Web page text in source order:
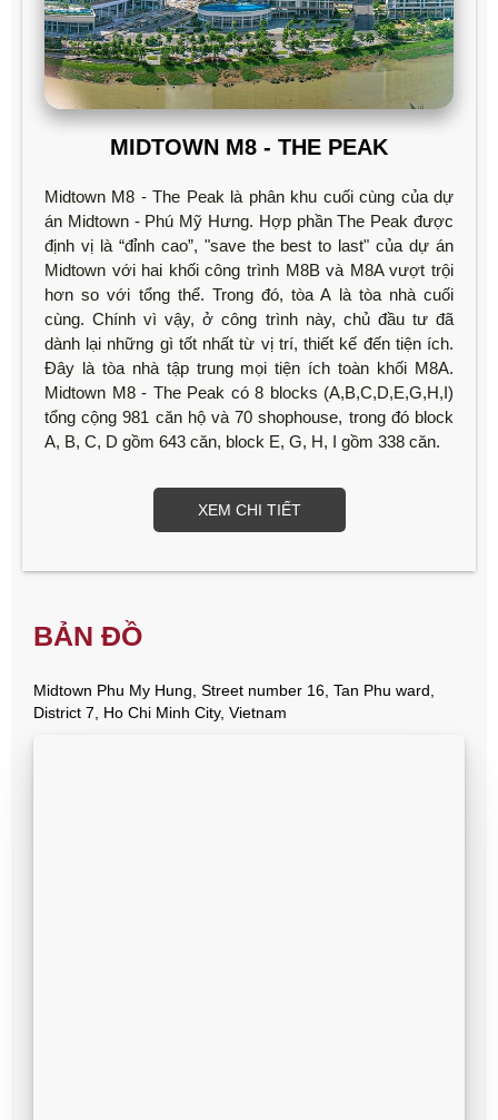
MIDTOWN M8 - THE PEAK
Midtown M8 - The Peak là phân khu cuối cùng của dự
án Midtown - Phú Mỹ Hưng. Hợp phần The Peak được
định vị là “đỉnh cao”, "save the best to last" của dự án
Midtown với hai khối công trình M8B và M8A vượt trội
hơn so với tổng thể. Trong đó, tòa A là tòa nhà cuối
cùng. Chính vì vậy, ở công trình này, chủ đầu tư đã
dành lại những gì tốt nhất từ vị trí, thiết kế đến tiện ích.
Đây là tòa nhà tập trung mọi tiện ích toàn khối M8A.
Midtown M8 - The Peak có 8 blocks (A,B,C,D,E,G,H,I)
tổng cộng 981 căn hộ và 70 shophouse, trong đó block
A, B, C, D gồm 643 căn, block E, G, H, I gồm 338 căn.
XEM CHI TIẾT
BẢN ĐỒ
Midtown Phu My Hung, Street number 16, Tan Phu ward,
District 7, Ho Chi Minh City, Vietnam